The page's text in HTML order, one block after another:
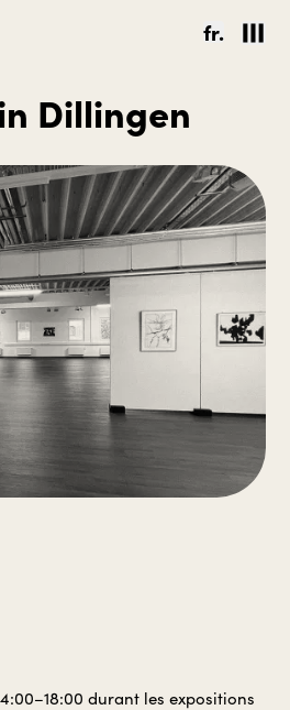
fr.
Dillingen
durant les expositions